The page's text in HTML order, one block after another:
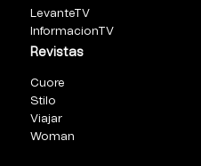
LevanteTV
InformacionTV
Revistas
Cuore
Stilo
Viajar
Woman